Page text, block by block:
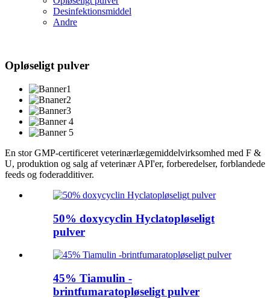
Desinfektionsmiddel
Andre
Opløseligt pulver
En stor GMP-certificeret veterinærlægemiddelvirksomhed med F &
U, produktion og salg af veterinær API'er, forberedelser, forblandede
feeds og foderadditiver.
50% doxycyclin Hyclatopløseligt
pulver
45% Tiamulin -
brintfumaratopløseligt pulver